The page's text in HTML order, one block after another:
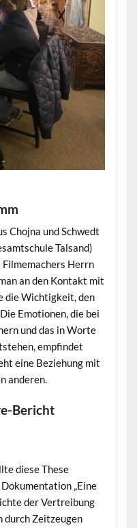
Chojna und Schwedt
Talsand)
Herrn
an den Kontakt mit
die Wichtigkeit, den
Emotionen, die bei
und das in Worte
empfindet
eine Beziehung mit
anderen.
Bericht
diese These
„Eine
der Vertreibung
durch Zeitzeugen